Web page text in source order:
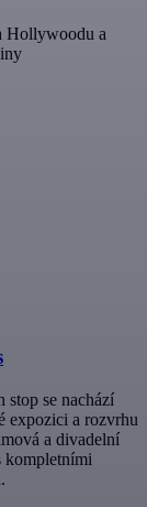
Hollywoodu a
stop se nachází
expozici a rozvrhu
a divadelní
kompletními